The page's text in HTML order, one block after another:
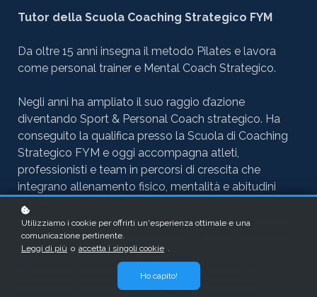
Tutor della Scuola Coaching Strategico FYM
Da oltre 15 anni insegna il metodo Pilates e lavora
come personal trainer e Mental Coach Strategico.
Negli anni ha ampliato il suo raggio d’azione
diventando Sport & Personal Coach strategico. Ha
conseguito la qualifica presso la Scuola di Coaching
Strategico FYM e oggi accompagna atleti,
professionisti e team in percorsi di crescita che
integrano allenamento fisico, mentalità e abitudini
efficaci.
Il suo approccio unisce strumenti pratici e lavoro sul
mindset per trasformare obiettivi in risultati misurabili.
A Roma ha fondato Passionfit, il mio spazio di
coaching e allenamento, dove segue percorsi
Utilizziamo i cookie per offrirti un'esperienza ottimale e una
comunicazione pertinente.
Leggi di più o accetta i singoli cookie .
Ho capito!